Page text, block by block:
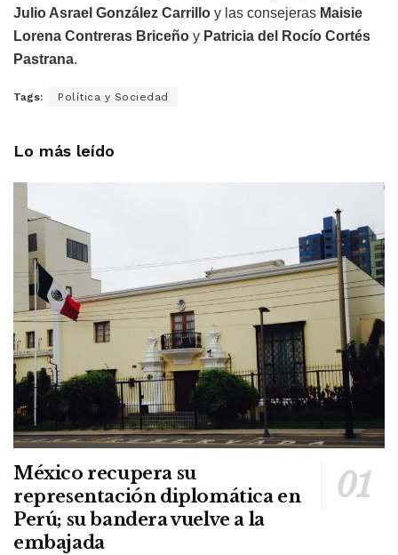
Julio Asrael González Carrillo y las consejeras Maisie
Lorena Contreras Briceño y Patricia del Rocío Cortés
Pastrana.
Tags: Política y Sociedad
Lo más leído
México recupera su
representación diplomática en
Perú; su bandera vuelve a la
embajada